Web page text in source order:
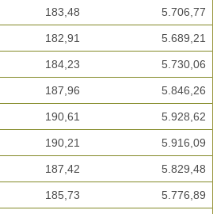
183,48 5.706,77
182,91 5.689,21
184,23 5.730,06
187,96 5.846,26
190,61 5.928,62
190,21 5.916,09
187,42 5.829,48
185,73 5.776,89